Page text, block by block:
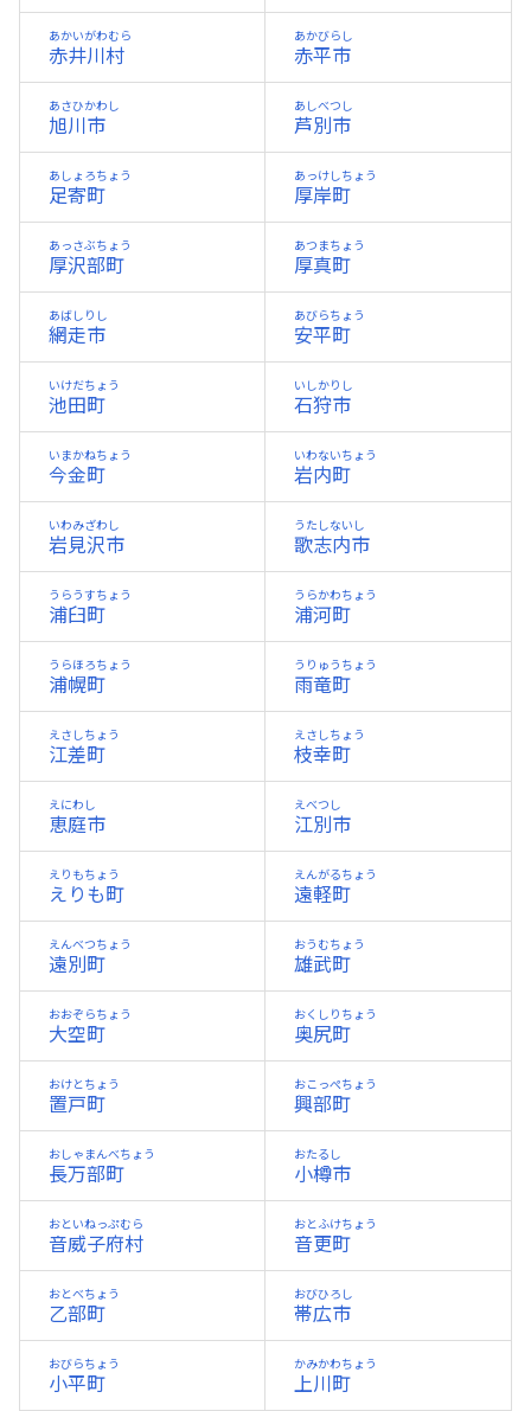
赤井川村
あかいがわむら
赤平市
あかびらし
旭川市
あさひかわし
芦別市
あしべつし
足寄町
あしょろちょう
厚岸町
あっけしちょう
厚沢部町
あっさぶちょう
厚真町
あつまちょう
網走市
あばしりし
安平町
あびらちょう
池田町
いけだちょう
石狩市
いしかりし
今金町
いまかねちょう
岩内町
いわないちょう
岩見沢市
いわみざわし
歌志内市
うたしないし
浦臼町
うらうすちょう
浦河町
うらかわちょう
浦幌町
うらほろちょう
雨竜町
うりゅうちょう
江差町
えさしちょう
枝幸町
えさしちょう
恵庭市
えにわし
江別市
えべつし
えりも町
えりもちょう
遠軽町
えんがるちょう
遠別町
えんべつちょう
雄武町
おうむちょう
大空町
おおぞらちょう
奥尻町
おくしりちょう
置戸町
おけとちょう
興部町
おこっぺちょう
長万部町
おしゃまんべちょう
小樽市
おたるし
音威子府村
おといねっぷむら
音更町
おとふけちょう
乙部町
おとべちょう
帯広市
おびひろし
小平町
おびらちょう
上川町
かみかわちょう